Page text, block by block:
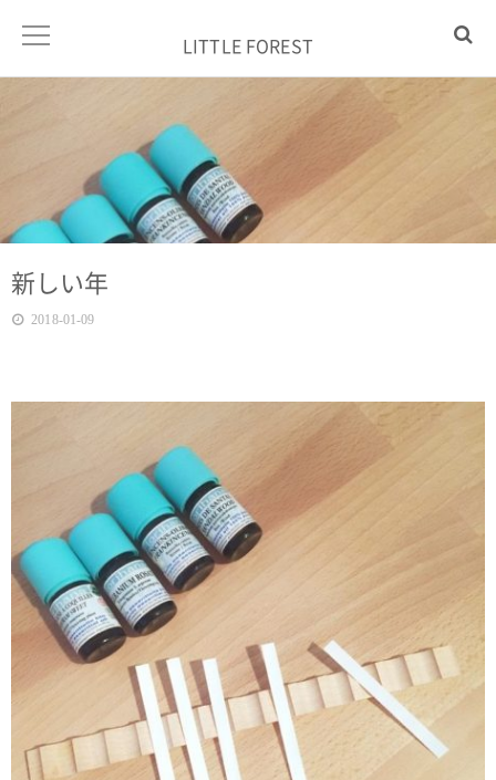
LITTLE FOREST
新しい年
2018-01-09